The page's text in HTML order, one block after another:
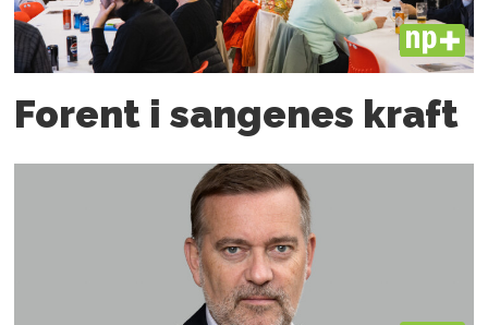
PLUS
Forent i sangenes kraft